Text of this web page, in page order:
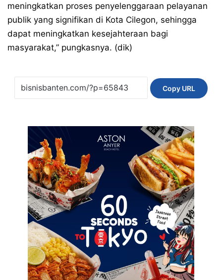
meningkatkan proses penyelenggaraan pelayanan
publik yang signifikan di Kota Cilegon, sehingga
dapat meningkatkan kesejahteraan bagi
masyarakat,” pungkasnya. (dik)
Copy URL